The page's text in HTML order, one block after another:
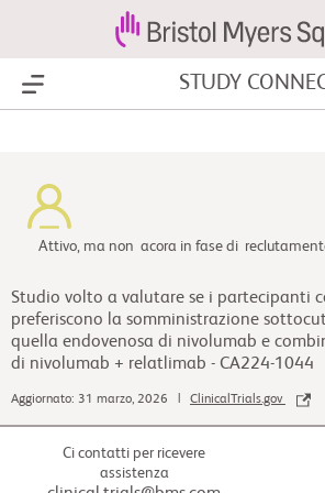
Show Menu STUDY
Attivo, ma non acora in fase di
Studio volto a valutare se i partecipanti
preferiscono la somministrazione
quella endovenosa di nivolumab e
di nivolumab + relatlimab - CA224-1044
Aggiornato: 31 marzo, 2026 | ClinicalTrials.gov
Ci contatti per ricevere
assistenza